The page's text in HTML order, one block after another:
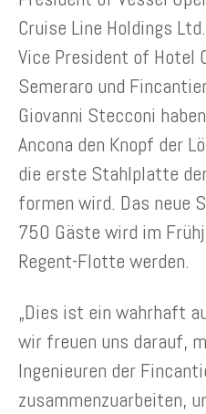
Cruise Line Holdings
Vice President of Hotel
Semeraro und
Giovanni Stecconi
Ancona den Knopf der
die erste Stahlplatte
formen wird. Das
750 Gäste wird im
Regent-Flotte werden.
„Dies ist ein wahrhaft
wir freuen uns darauf,
Ingenieuren der
zusammenzuarbeiten,